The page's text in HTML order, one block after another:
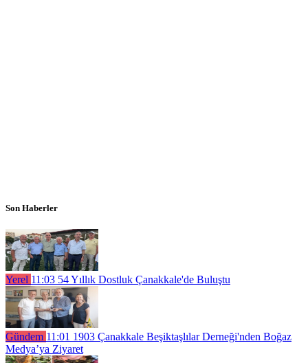
Son Haberler
Yerel 11:03 54 Yıllık Dostluk Çanakkale'de Buluştu
Gündem 11:01 1903 Çanakkale Beşiktaşlılar Derneği'nden Boğaz
Medya’ya Ziyaret